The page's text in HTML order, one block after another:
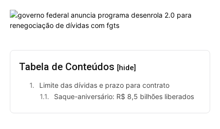
Tabela de Conteúdos [hide]
Limite das dívidas e prazo para contrato
Saque-aniversário: R$ 8,5 bilhões liberados